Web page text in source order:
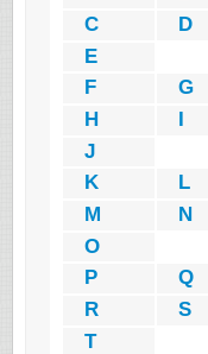
C
D
E
F
G
H
J
K
L
M
N
O
P
Q
R
S
T